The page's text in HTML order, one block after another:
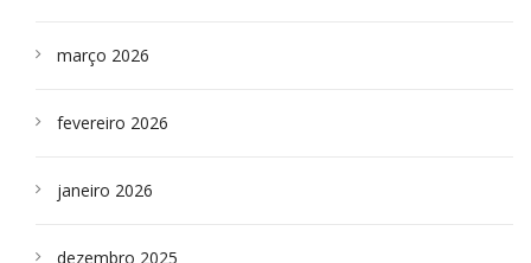
março 2026
fevereiro 2026
janeiro 2026
dezembro 2025